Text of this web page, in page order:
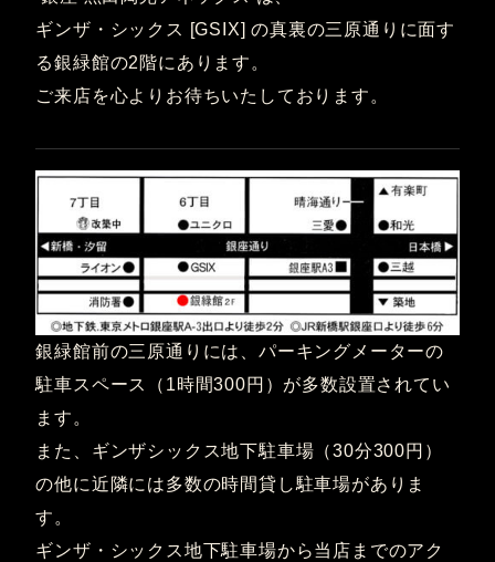
ギンザ・シックス [GSIX] の真裏の三原通りに面す
る銀緑館の2階にあります。
ご来店を心よりお待ちいたしております。
銀緑館前の三原通りには、パーキングメーターの
駐車スペース（1時間300円）が多数設置されてい
ます。
また、ギンザシックス地下駐車場（30分300円）
の他に近隣には多数の時間貸し駐車場がありま
す。
ギンザ・シックス地下駐車場から当店までのアク